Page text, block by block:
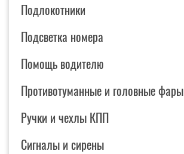
Подлокотники
Подсветка номера
Помощь водителю
Противотуманные и головные фары
Ручки и чехлы КПП
Сигналы и сирены